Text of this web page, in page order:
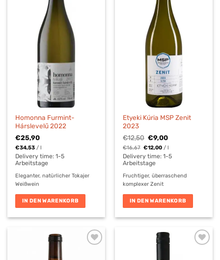
Homonna Furmint-
Hárslevelű 2022
€25,90
€34,53 /l
Delivery time:1-5
Arbeitstage
Eleganter, natürlicher Tokajer
Weißwein
IN DEN WARENKORB
Etyeki Kúria MSP Zenit
2023
€12,50 Ursprünglicher
war:
€12,50
€9,00Aktueller
ist:
€9,00.
€16,67 €12,00 /l
Delivery time:1-5
Arbeitstage
Fruchtiger, überraschend
komplexer Zenit
IN DEN WARENKORB